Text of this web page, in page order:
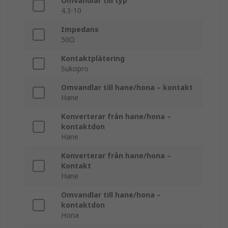
4.3-10
Impedans
50Ω
Kontaktplätering
Sukopro
Omvandlar till hane/hona – kontakt
Hane
Konverterar från hane/hona –
kontaktdon
Hane
Konverterar från hane/hona –
Kontakt
Hane
Omvandlar till hane/hona –
kontaktdon
Hona